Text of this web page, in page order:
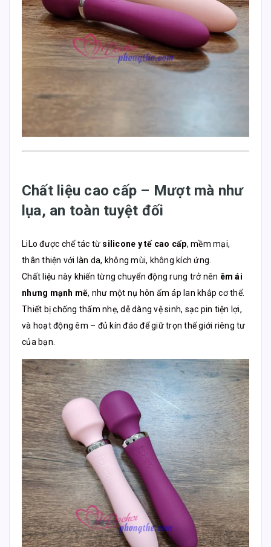
Chất liệu cao cấp – Mượt mà như
lụa, an toàn tuyệt đối
LiLo được chế tác từ silicone y tế cao cấp, mềm mại,
thân thiện với làn da, không mùi, không kích ứng.
Chất liệu này khiến từng chuyển động rung trở nên êm ái
nhưng mạnh mẽ, như một nụ hôn ấm áp lan khắp cơ thể.
Thiết bị chống thấm nhẹ, dễ dàng vệ sinh, sạc pin tiện lợi,
và hoạt động êm – đủ kín đáo để giữ trọn thế giới riêng tư
của bạn.